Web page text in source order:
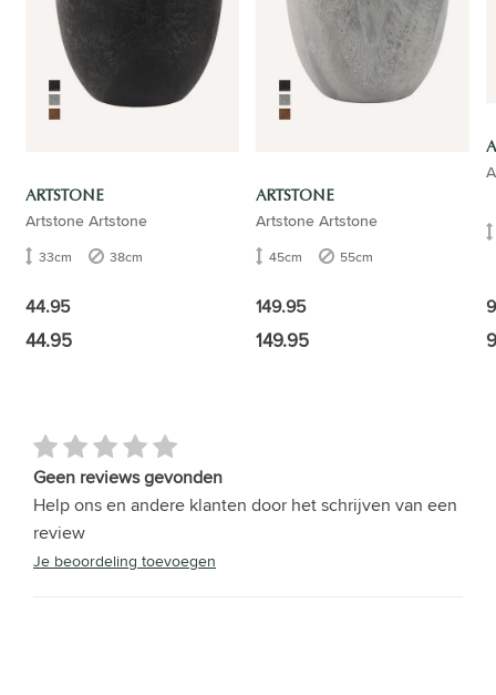
ARTSTONE
Artstone Artstone
33cm 38cm
44.95
44.95
ARTSTONE
Artstone Artstone
45cm 55cm
149.95
149.95
Geen reviews gevonden
Help ons en andere klanten door het schrijven van een
review
Je beoordeling toevoegen